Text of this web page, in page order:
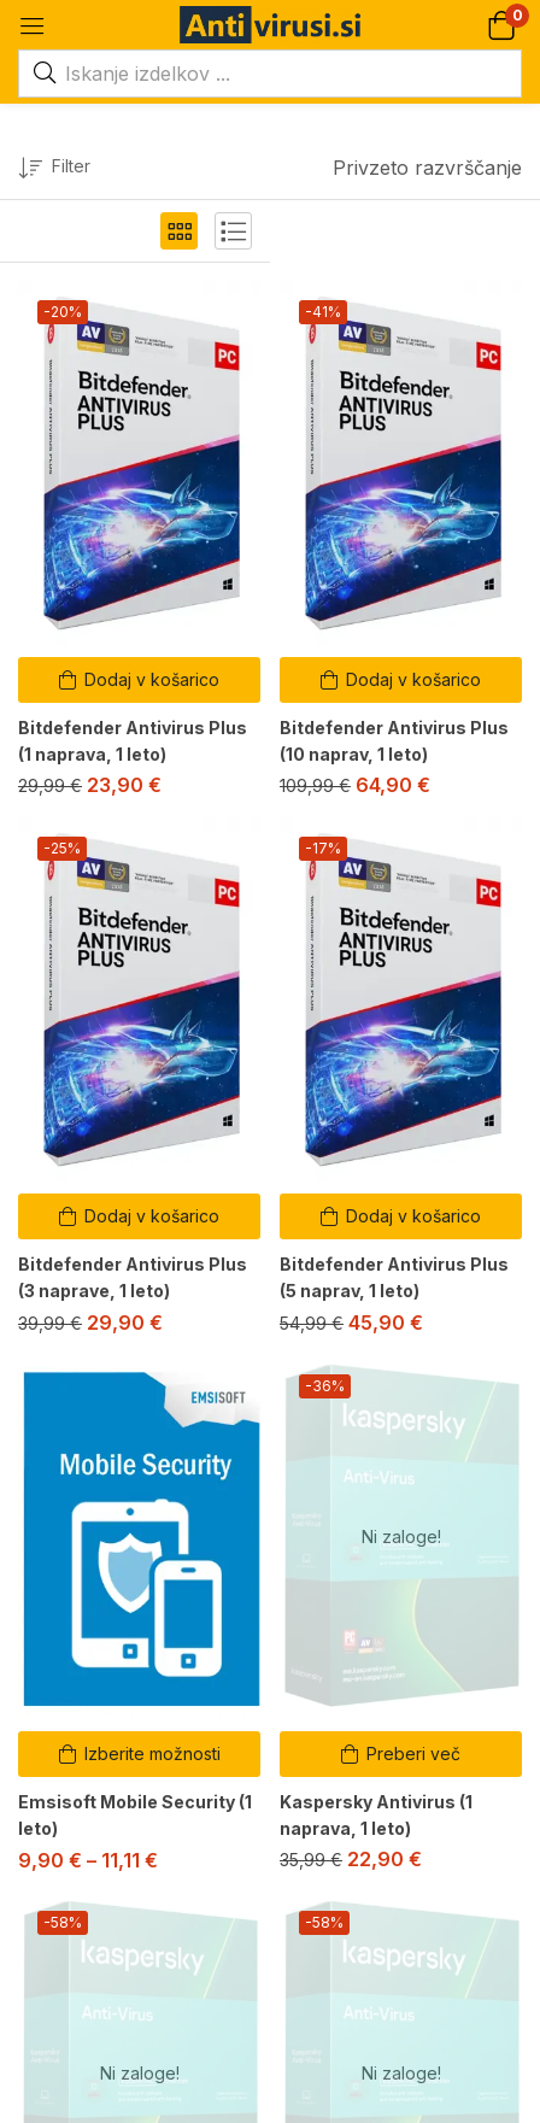
0
Filter Privzeto razvrščanje
Dodaj v košarico
-20%
Bitdefender Antivirus Plus
(1 naprava, 1 leto)
29,99€ 23,90 €
Dodaj v košarico
-41%
Bitdefender Antivirus Plus
(10 naprav, 1 leto)
109,99€ 64,90 €
Dodaj v košarico
-25%
Bitdefender Antivirus Plus
(3 naprave, 1 leto)
39,99€ 29,90 €
Dodaj v košarico
-17%
Bitdefender Antivirus Plus
(5 naprav, 1 leto)
54,99€ 45,90 €
Izberite možnosti
Emsisoft Mobile Security (1
leto)
9,90 € – 11,11 €
Ni zaloge!
Preberi več
-36%
Kaspersky Antivirus (1
naprava, 1 leto)
35,99€ 22,90 €
Ni zaloge!
-58%
Ni zaloge!
-58%